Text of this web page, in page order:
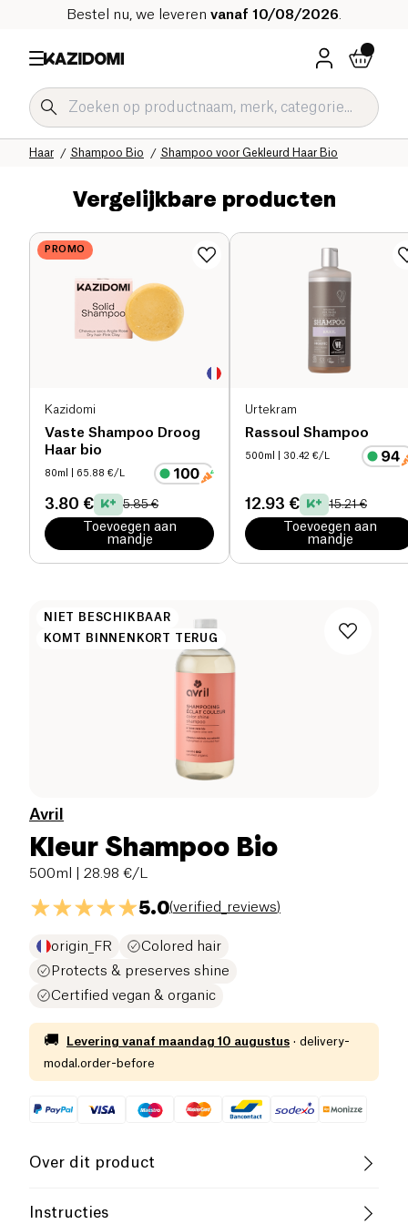
Bestel nu, we leveren vanaf 10/08/2026
Shampoo voor Gekleurd Haar Bio
Shampoo Bio
Haar
Hygiëne & Schoonheid
Onze biologische catalogus
Home
Vergelijkbare producten
PROMO
Kazidomi
Vaste Shampoo Droog
Haar bio
80ml | 65.88 €/L
3.80 € 5.85 €
Toevoegen aan
mandje
Urtekram
Rassoul Shampoo
500ml | 30.42 €/L
12.93 € 15.21 €
Toevoegen aan
mandje
NIET BESCHIKBAAR
KOMT BINNENKORT TERUG
Avril
Kleur Shampoo Bio
500ml | 28.98 €/L
5.0(verified_reviews)
origin_FR
Colored hair
Protects & preserves shine
Certified vegan & organic
🚚 Levering vanaf maandag 10 augustus · delivery-
modal.order-before
Over dit product
Vegan
Instructies